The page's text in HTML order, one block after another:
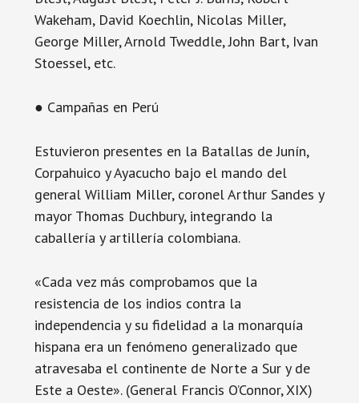
Wakeham, David Koechlin, Nicolas Miller,
George Miller, Arnold Tweddle, John Bart, Ivan
Stoessel, etc.
● Campañas en Perú
Estuvieron presentes en la Batallas de Junín,
Corpahuico y Ayacucho bajo el mando del
general William Miller, coronel Arthur Sandes y
mayor Thomas Duchbury, integrando la
caballería y artillería colombiana.
«Cada vez más comprobamos que la
resistencia de los indios contra la
independencia y su fidelidad a la monarquía
hispana era un fenómeno generalizado que
atravesaba el continente de Norte a Sur y de
Este a Oeste». (General Francis O’Connor, XIX)